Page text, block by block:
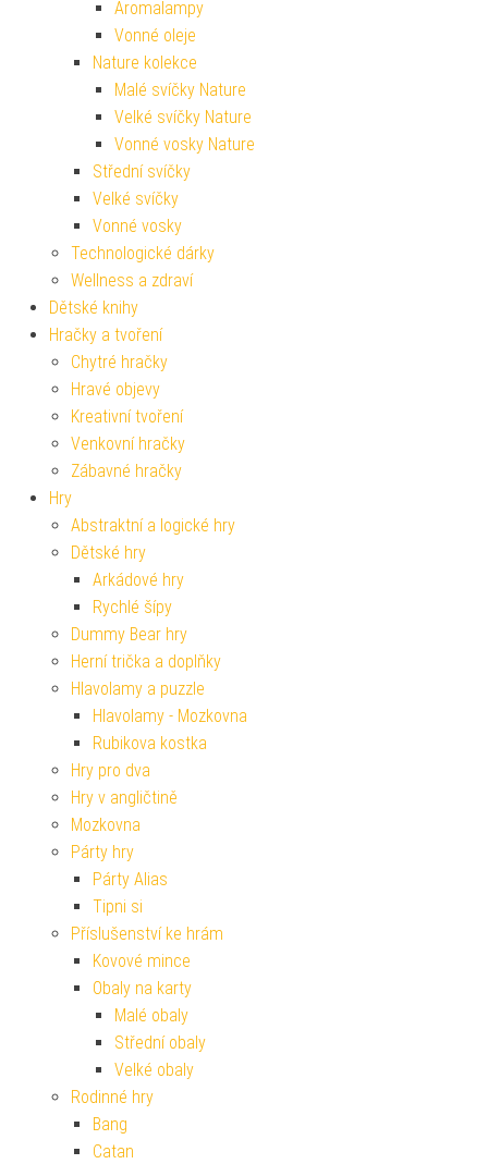
Aromalampy
Vonné oleje
Nature kolekce
Malé svíčky Nature
Velké svíčky Nature
Vonné vosky Nature
Střední svíčky
Velké svíčky
Vonné vosky
Technologické dárky
Wellness a zdraví
Dětské knihy
Hračky a tvoření
Chytré hračky
Hravé objevy
Kreativní tvoření
Venkovní hračky
Zábavné hračky
Hry
Abstraktní a logické hry
Dětské hry
Arkádové hry
Rychlé šípy
Dummy Bear hry
Herní trička a doplňky
Hlavolamy a puzzle
Hlavolamy - Mozkovna
Rubikova kostka
Hry pro dva
Hry v angličtině
Mozkovna
Párty hry
Párty Alias
Tipni si
Příslušenství ke hrám
Kovové mince
Obaly na karty
Malé obaly
Střední obaly
Velké obaly
Rodinné hry
Bang
Catan